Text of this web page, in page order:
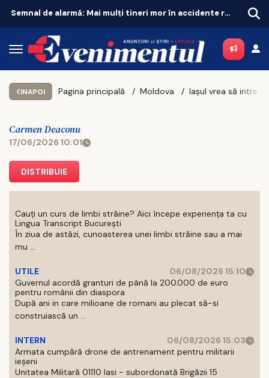
Semnal de alarmă: Mai mulți tineri mor în accidente rutiere decât din cauza tuberculozei și a drogurilor
INAPOI Pagina principală Moldova
Carmen Deaconu
17/06/2026 10:01
DISTRIBUIE
Cauți un curs de limbi străine? Aici începe experiența ta cu
Lingua Transcript București
În ziua de astăzi, cunoasterea unei limbi străine sau a mai
mu ...
UTILE
06/08/2026 15:10
Guvernul acordă granturi de până la 200.000 de euro
pentru românii din diaspora
După ani in care milioane de romani au plecat să-si
construiască un ...
INTERN
06/08/2026 15:03
Armata cumpără drone de antrenament pentru militarii
ieșeni
Unitatea Militară 01110 Iasi - subordonată Brigăzii 15